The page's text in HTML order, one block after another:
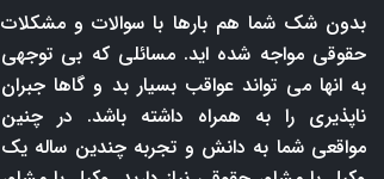
بدون شک شما هم بارها با سوالات و مشکلات
حقوقی مواجه شده اید. مسائلی که بی توجهی
به انها می تواند عواقب بسیار بد و گاها جبران
ناپذیری را به همراه داشته باشد. در چنین
مواقعی شما به دانش و تجربه چندین ساله یک